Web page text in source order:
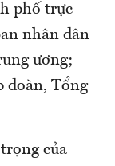
phố trực
nhân dân
ương;
đoàn, Tổng
của